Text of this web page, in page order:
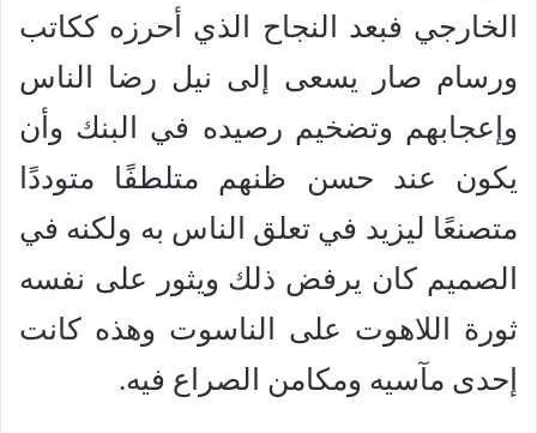
الخارجي فبعد النجاح الذي أحرزه ككاتب
ورسام صار يسعى إلى نيل رضا الناس
وإعجابهم وتضخيم رصيده في البنك وأن
يكون عند حسن ظنهم متلطفًا متوددًا
متصنعًا ليزيد في تعلق الناس به ولكنه في
الصميم كان يرفض ذلك ويثور على نفسه
ثورة اللاهوت على الناسوت وهذه كانت
إحدى مآسيه ومكامن الصراع فيه.